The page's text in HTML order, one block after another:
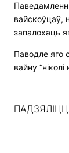
вайскоўцаў,
запалохаць
Паводле яго
вайну